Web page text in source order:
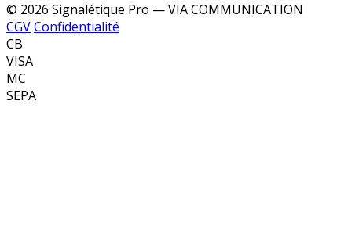
© 2026 Signalétique Pro — VIA COMMUNICATION
CGVConfidentialité
CB
VISA
MC
SEPA